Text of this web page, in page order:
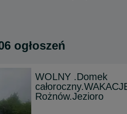
ogłoszeń
WOLNY .Domek
Rożnów.Jezioro